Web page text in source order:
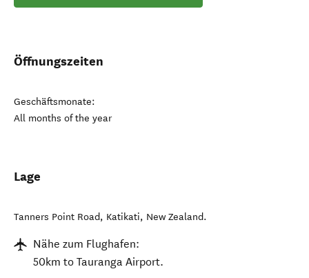
Öffnungszeiten
Geschäftsmonate:
All months of the year
Lage
Tanners Point Road, Katikati, New Zealand.
Nähe zum Flughafen:
50km to Tauranga Airport.